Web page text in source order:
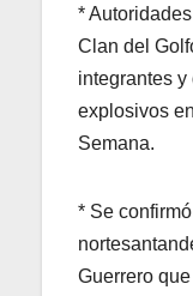
*
Clan del
integrantes y
explosivos
Semana.
* Se
Guerrero